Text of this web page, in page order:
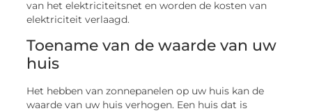
van het elektriciteitsnet en worden de kosten van
elektriciteit verlaagd.
Toename van de waarde van uw
huis
Het hebben van zonnepanelen op uw huis kan de
waarde van uw huis verhogen. Een huis dat is